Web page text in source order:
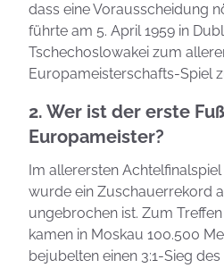
dass eine Vorausscheidung
führte am 5. April 1959 in
Tschechoslowakei zum
Europameisterschafts-Spiel
2. Wer ist der erste
Europameister?
Im allerersten
wurde ein Zuschauerrekord
ungebrochen ist. Zum
kamen in Moskau 100.500
bejubelten einen 3:1-Sieg